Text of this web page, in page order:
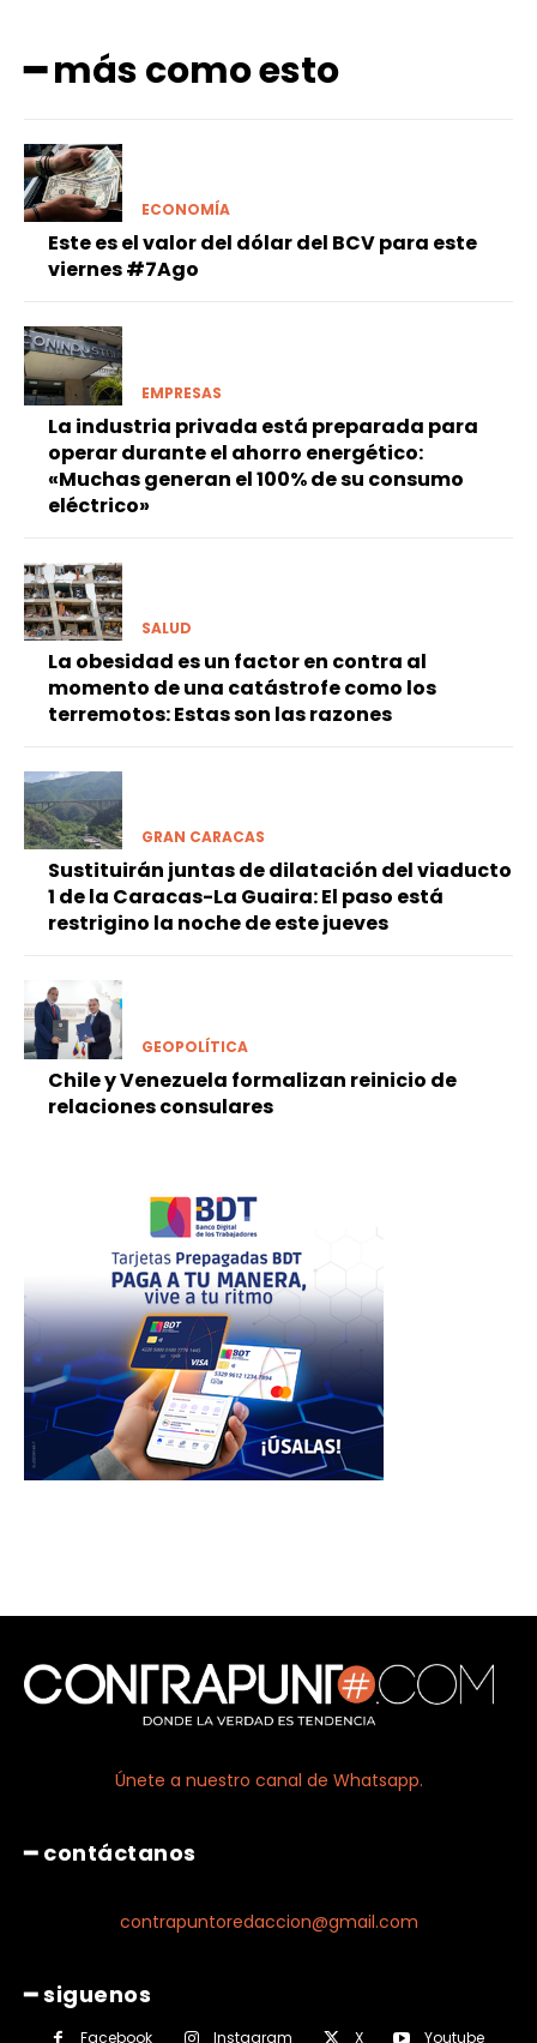
━ más como esto
ECONOMÍA
Este es el valor del dólar del BCV para este
viernes #7Ago
EMPRESAS
La industria privada está preparada para
operar durante el ahorro energético:
«Muchas generan el 100% de su consumo
eléctrico»
SALUD
La obesidad es un factor en contra al
momento de una catástrofe como los
terremotos: Estas son las razones
GRAN CARACAS
Sustituirán juntas de dilatación del viaducto
1 de la Caracas-La Guaira: El paso está
restrigino la noche de este jueves
GEOPOLÍTICA
Chile y Venezuela formalizan reinicio de
relaciones consulares
Únete a nuestro canal de Whatsapp.
━ contáctanos
contrapuntoredaccion@gmail.com
━ siguenos
Facebook Instagram X Youtube